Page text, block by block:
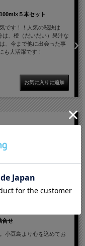
５本セット
です！！人気の秘訣は
、橙（だいだい）果汁な
、今まで他に出会った事
も大活躍です！
小豆島より心を込めてお
合せ
小豆島より心を込めてお